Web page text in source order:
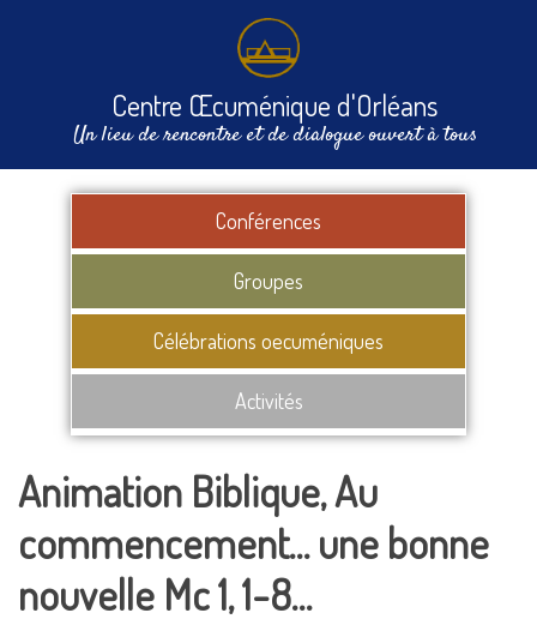
Centre Œcuménique d'Orléans
Un lieu de rencontre et de dialogue ouvert à tous
Conférences
Groupes
Célébrations oecuméniques
Activités
Animation Biblique, Au
commencement… une bonne
nouvelle Mc 1, 1-8…